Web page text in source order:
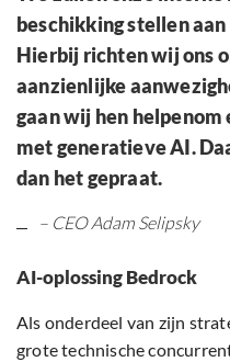
beschikking stellen
Hierbij richten wij ons
aanzienlijke
gaan wij hen helpenom
met generatieve AI.
dan het gepraat.
– CEO Adam Selipsky
AI-oplossing Bedrock
Als onderdeel van zijn
grote technische